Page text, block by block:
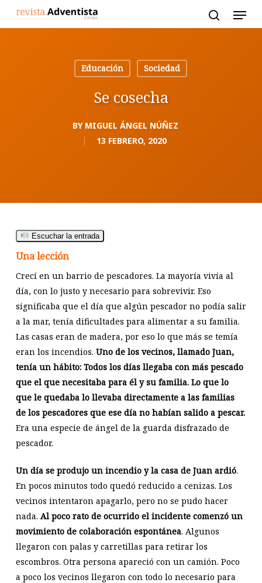
Educación
Sociedad
Se cosecha
BY MIGUEL ÁNGEL NÚÑEZ
13 FEBRERO, 2020
Escuchar la entrada
Una lección
Crecí en un barrio de pescadores. La mayoría vivía al
día, con lo justo y necesario para sobrevivir. Eso
significaba que el día que algún pescador no podía salir
a la mar, tenía dificultades para alimentar a su familia.
Las casas eran de madera, por eso lo que más se temía
eran los incendios. Uno de los vecinos, llamado Juan,
tenía un hábito: Todos los días llegaba con más pescado
que el que necesitaba para él y su familia. Lo que lo
que le quedaba lo llevaba directamente a las familias
de los pescadores que ese día no habían salido a pescar.
Era una especie de ángel de la guarda disfrazado de
pescador.
Un día se produjo un incendio y la casa de Juan ardió.
En pocos minutos todo quedó reducido a cenizas. Los
vecinos intentaron apagarlo, pero no se pudo hacer
nada. Al poco rato de ocurrido el incidente comenzó un
movimiento de colaboración espontánea. Algunos
llegaron con palas y carretillas para retirar los
escombros. Otra persona apareció con un camión. Poco
a poco los vecinos llegaron con todo lo necesario para